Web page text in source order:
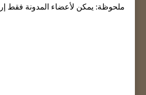
ملحوظة: يمكن لأعضاء المدونة فقط